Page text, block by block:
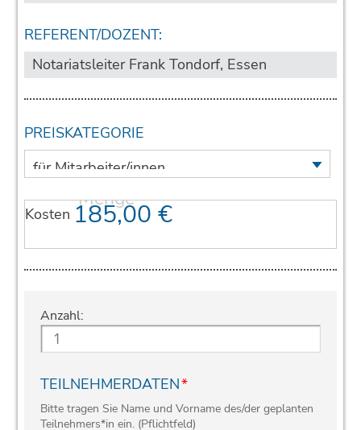
REFERENT/DOZENT:
Notariatsleiter Frank Tondorf, Essen
PREISKATEGORIE
Kosten 185,00€
Anzahl:
TEILNEHMERDATEN*
Bitte tragen Sie Name und Vorname des/der geplanten
Teilnehmers*in ein. (Pflichtfeld)